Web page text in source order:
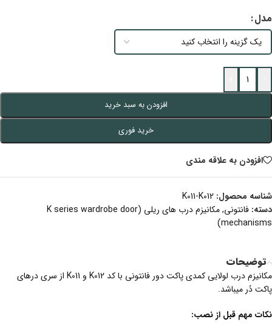
مدل
افزودن به سبد خرید
خرید فوری
افزودن به علاقه مندی
شناسه محصول: K011-K012
دسته: فانتونی,
مکانیزم درب های ریلی (K series wardrobe door
mechanisms)
توضیحات
مکانیزم درب لولایی کمدی پاکت دور فانتونی با کد K012 و K011 از سری درهای
پاکت دُر میباشد.
نکات مهم قبل از نصب: